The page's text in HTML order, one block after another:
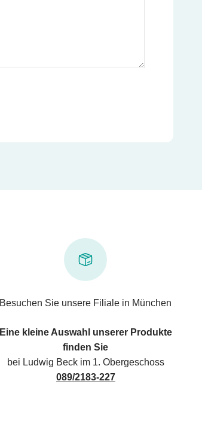
Besuchen Sie unsere Filiale in München
Eine kleine Auswahl unserer Produkte
finden Sie
bei Ludwig Beck im 1. Obergeschoss
089/2183-227